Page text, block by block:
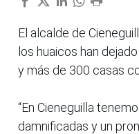
El alcalde de
los huaicos han
y más de 300 casas
“En Cieneguilla
damnificadas y un